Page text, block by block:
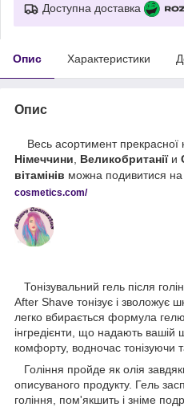
Доступна доставка
Опис Характеристики
Опис
Весь асортимент прекрасної
Німеччини
Великобританіїи
вітамінів можна подивитися
cosmetics.com/
Тонізувальний гель після
After Shave тонізує і зволожує
легко вбирається формула
інгредієнти, що надають вашій
комфорту, водночас тонізуючи
Гоління пройде як олія
описуваного продукту. Гель
гоління, пом'якшить і зніме